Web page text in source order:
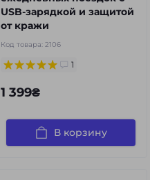
USB-зарядкой и защитой
от кражи
Код товара: 2106
1
1 399₴
В корзину